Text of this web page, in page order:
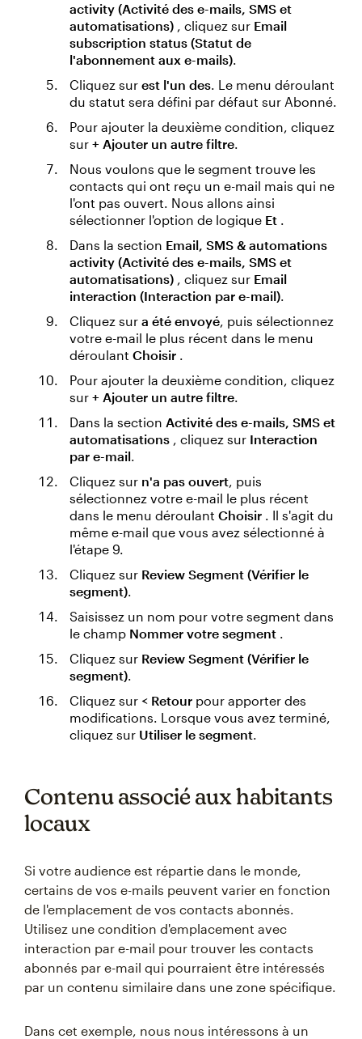
activity (Activité des e-mails, SMS et
automatisations) , cliquez sur Email
subscription status (Statut de
l'abonnement aux e-mails).
Cliquez sur est l'un des. Le menu déroulant
du statut sera défini par défaut sur Abonné.
Pour ajouter la deuxième condition, cliquez
sur + Ajouter un autre filtre.
Nous voulons que le segment trouve les
contacts qui ont reçu un e-mail mais qui ne
l'ont pas ouvert. Nous allons ainsi
sélectionner l'option de logique Et .
Dans la section Email, SMS & automations
activity (Activité des e-mails, SMS et
automatisations) , cliquez sur Email
interaction (Interaction par e-mail).
Cliquez sur a été envoyé, puis sélectionnez
votre e-mail le plus récent dans le menu
déroulant Choisir .
Pour ajouter la deuxième condition, cliquez
sur + Ajouter un autre filtre.
Dans la section Activité des e-mails, SMS et
automatisations , cliquez sur Interaction
par e-mail.
Cliquez sur n'a pas ouvert, puis
sélectionnez votre e-mail le plus récent
dans le menu déroulant Choisir . Il s'agit du
même e-mail que vous avez sélectionné à
l'étape 9.
Cliquez sur Review Segment (Vérifier le
segment).
Saisissez un nom pour votre segment dans
le champ Nommer votre segment .
Cliquez sur Review Segment (Vérifier le
segment).
Cliquez sur < Retour pour apporter des
modifications. Lorsque vous avez terminé,
cliquez sur Utiliser le segment.
Contenu associé aux habitants
locaux
Si votre audience est répartie dans le monde,
certains de vos e-mails peuvent varier en fonction
de l'emplacement de vos contacts abonnés.
Utilisez une condition d'emplacement avec
interaction par e-mail pour trouver les contacts
abonnés par e-mail qui pourraient être intéressés
par un contenu similaire dans une zone spécifique.
Dans cet exemple, nous nous intéressons à un